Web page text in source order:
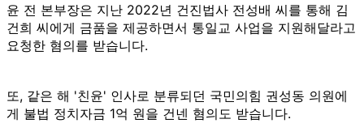
윤 전 본부장은 지난 2022년 건진법사 전성배 씨를 통해 김
건희 씨에게 금품을 제공하면서 통일교 사업을 지원해달라고
요청한 혐의를 받습니다.
또, 같은 해 '친윤' 인사로 분류되던 국민의힘 권성동 의원에
게 불법 정치자금 1억 원을 건넨 혐의도 받습니다.